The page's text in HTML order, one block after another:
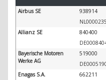
Airbus SE 938914
Allianz SE
840400
Bayerische Motoren
Werke AG
519000
Enagas S.A.
662211